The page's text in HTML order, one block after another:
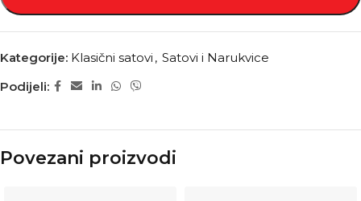
Kategorije: Klasični satovi , Satovi i Narukvice
Podijeli:
Povezani proizvodi